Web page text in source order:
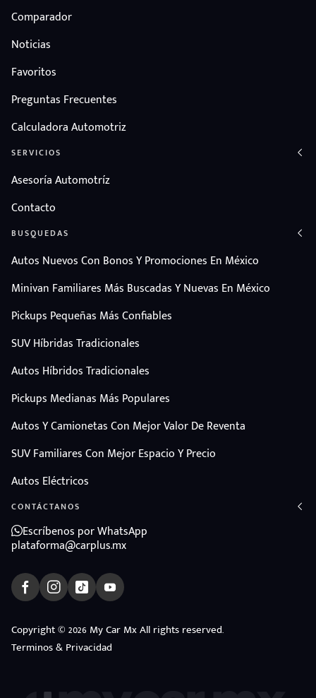
Comparador
Noticias
Favoritos
Preguntas Frecuentes
Calculadora Automotriz
SERVICIOS
Asesoría Automotríz
Contacto
BUSQUEDAS
Autos Nuevos Con Bonos Y Promociones En México
Minivan Familiares Más Buscadas Y Nuevas En México
Pickups Pequeñas Más Confiables
SUV Híbridas Tradicionales
Autos Híbridos Tradicionales
Pickups Medianas Más Populares
Autos Y Camionetas Con Mejor Valor De Reventa
SUV Familiares Con Mejor Espacio Y Precio
Autos Eléctricos
CONTÁCTANOS
Escríbenos por WhatsApp
plataforma@carplus.mx
Copyright © 2026 My Car Mx All rights reserved.
Terminos & Privacidad